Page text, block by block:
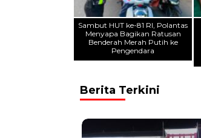
Sambut HUT ke-81 RI, Polantas
Menyapa Bagikan Ratusan
Benderah Merah Putih ke
Pengendara
Berita Terkini